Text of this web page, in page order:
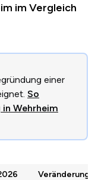
im Vergleich
einer
So
Wehrheim
Veränderung